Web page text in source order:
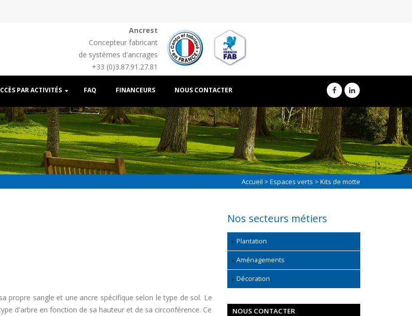
Ancrest
Concepteur fabricant
de systèmes d'ancrages
+33 (0)3.87.91.27.81
PAR ACTIVITÉS FAQ FINANCEURS NOUS CONTACTER
Accueil > Espaces verts > Kits de motte
propre sangle et une ancre spécifique selon le type de sol. Le
d'arbre en fonction de sa hauteur et de sa circonférence. Ce
Nos secteurs métiers
Plantation
Aménagements
Décoration
NOUS CONTACTER